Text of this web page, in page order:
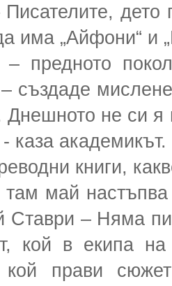
дето
има „Айфони“ и
предното
– създаде
Днешното не си
каза академикът.
книги,
май
Ставри – Няма
кой в екипа
кой прави